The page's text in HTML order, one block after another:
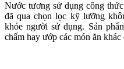
Nước tương sử dụng công
đã qua chọn lọc kỹ lưỡng
khỏe người sử dụng. Sản
chấm hay ướp các món ăn khác